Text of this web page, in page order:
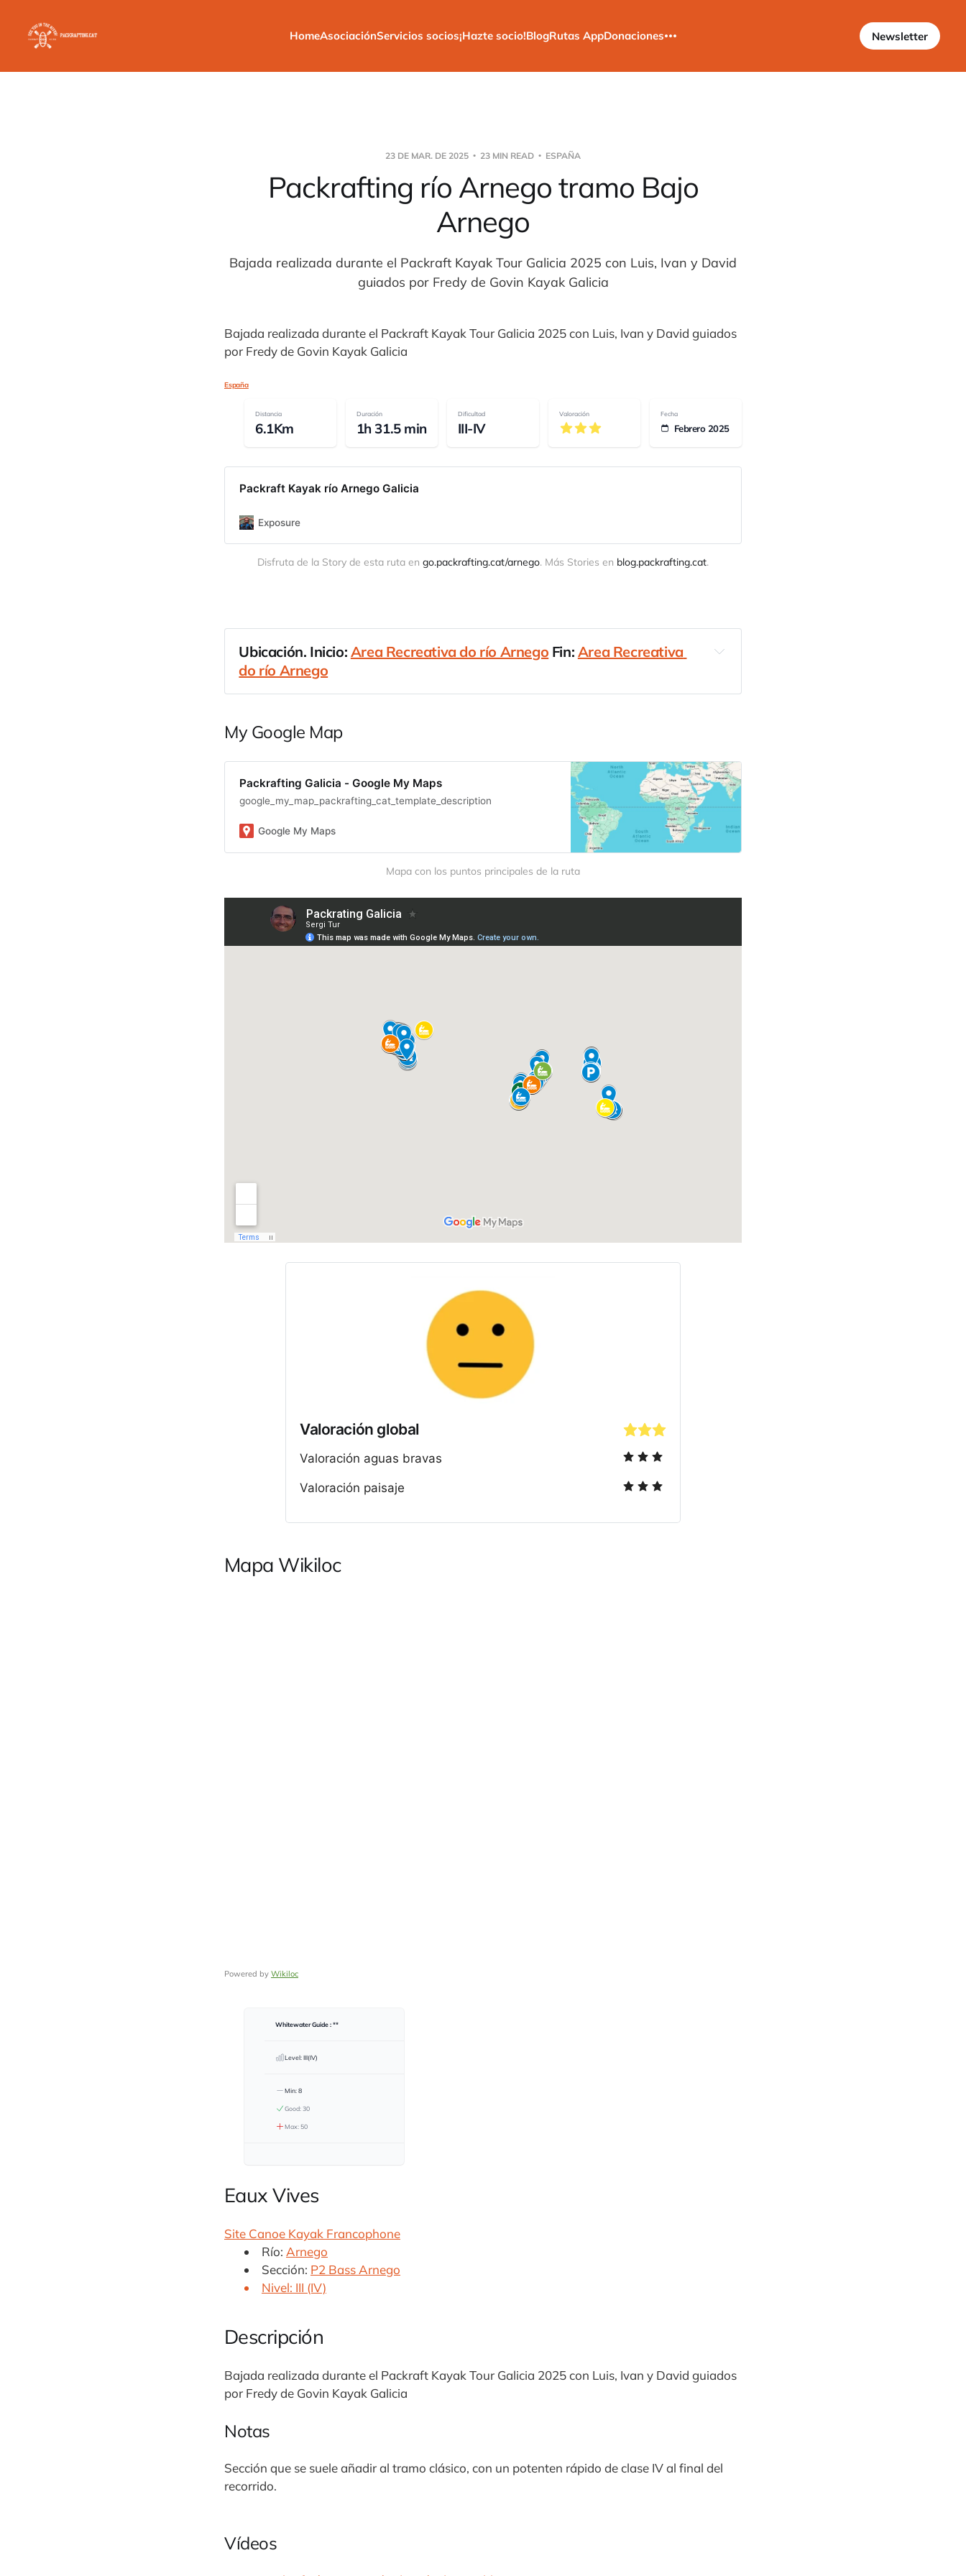
HomeAsociaciónServicios socios¡Hazte socio!BlogRutas AppDonaciones Newsletter
23 DE MAR. DE 2025 23 MIN READ ESPAÑA
Packrafting río Arnego tramo Bajo
Arnego
Bajada realizada durante el Packraft Kayak Tour Galicia 2025 con Luis, Ivan y David
guiados por Fredy de Govin Kayak Galicia
Bajada realizada durante el Packraft Kayak Tour Galicia 2025 con Luis, Ivan y David guiados
por Fredy de Govin Kayak Galicia
España
Distancia
6.1Km
Duración
1h 31.5 min
Dificultad
III-IV
Valoración Fecha
Febrero 2025
Packraft Kayak río Arnego Galicia
Exposure
Disfruta de la Story de esta ruta en go.packrafting.cat/arnego. Más Stories en blog.packrafting.cat.
Ubicación. Inicio: Area Recreativa do río Arnego Fin: Area Recreativa
do río Arnego
País España Región Galicia Subregión Lugo Río Arnego Cuenca hidrográfica
My Google Map
Packrafting Galicia - Google My Maps
google_my_map_packrafting_cat_template_description
Google My Maps
Mapa con los puntos principales de la ruta
Valoración global
Valoración aguas bravas
Valoración paisaje
Mapa Wikiloc
Powered by Wikiloc
Whitewater Guide : **
Level: III(IV)
Min: 8
Good: 30
Max: 50
Eaux Vives
Site Canoe Kayak Francophone
Río: Arnego
Sección: P2 Bass Arnego
Nivel: III (IV)
Descripción
Bajada realizada durante el Packraft Kayak Tour Galicia 2025 con Luis, Ivan y David guiados
por Fredy de Govin Kayak Galicia
Notas
Sección que se suele añadir al tramo clásico, con un potenten rápido de clase IV al final del
recorrido.
Vídeos